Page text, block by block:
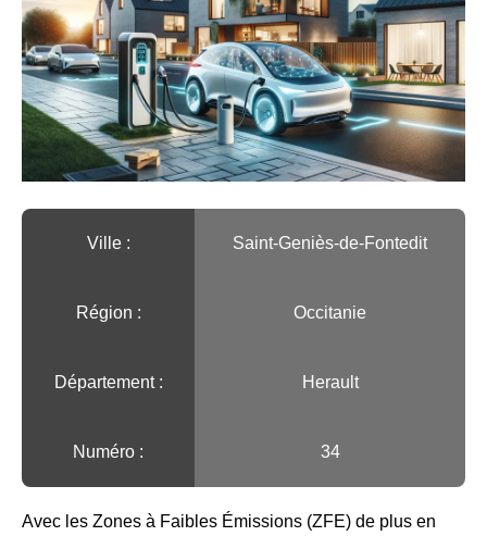
Ville :️ Saint-Geniès-de-Fontedit
Région :️ Occitanie
Département : Herault
Numéro : 34
Avec les Zones à Faibles Émissions (ZFE) de plus en